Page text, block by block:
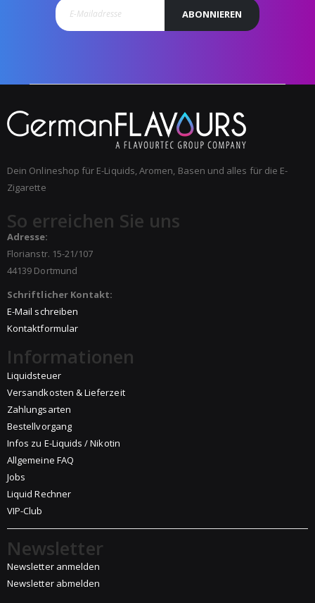
ABONNIEREN
Dein Onlineshop für E-Liquids, Aromen, Basen und alles für die E-
Zigarette
So erreichen Sie uns
Adresse:
Florianstr. 15-21/107
44139 Dortmund
Schriftlicher Kontakt:
E-Mail schreiben
Kontaktformular
Informationen
Liquidsteuer
Versandkosten & Lieferzeit
Zahlungsarten
Bestellvorgang
Infos zu E-Liquids / Nikotin
Allgemeine FAQ
Jobs
Liquid Rechner
VIP-Club
Newsletter
Newsletter anmelden
Newsletter abmelden